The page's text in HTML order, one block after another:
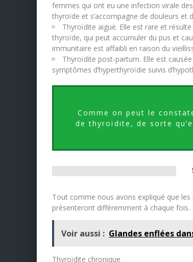
femmes qui ont eu une infection virale
thyroïde et s’accompagne de douleurs et
Thyroïdite aiguë. Elle est rare et
thyroïde, qui peut accumuler du pus et
immunitaire est affaibli en raison du
Thyroïdite post-partum. Elle est
symptômes d’hyperthyroïdie suivis
Comme on peut le
de thyroïdite, de sorte
Tout comme nous avons expliqué que
présenteront différemment à chaque fois.
Voir aussi : Glandes enflées
Thyroïdite chronique